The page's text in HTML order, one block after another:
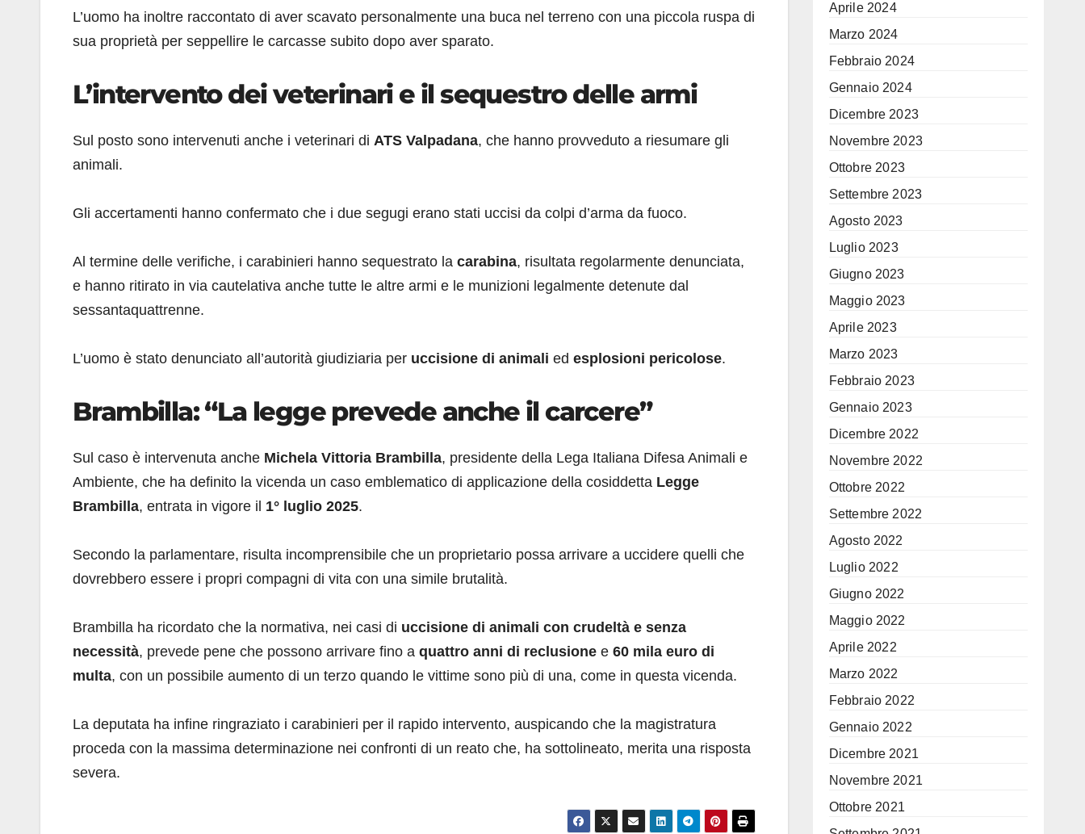
L’uomo ha inoltre raccontato di aver scavato personalmente una buca nel terreno con una piccola ruspa di
sua proprietà per seppellire le carcasse subito dopo aver sparato.
L’intervento dei veterinari e il sequestro delle armi
Sul posto sono intervenuti anche i veterinari di ATS Valpadana, che hanno provveduto a riesumare gli
animali.
Gli accertamenti hanno confermato che i due segugi erano stati uccisi da colpi d’arma da fuoco.
Al termine delle verifiche, i carabinieri hanno sequestrato la carabina, risultata regolarmente denunciata,
e hanno ritirato in via cautelativa anche tutte le altre armi e le munizioni legalmente detenute dal
sessantaquattrenne.
L’uomo è stato denunciato all’autorità giudiziaria per uccisione di animali ed esplosioni pericolose.
Brambilla: “La legge prevede anche il carcere”
Sul caso è intervenuta anche Michela Vittoria Brambilla, presidente della Lega Italiana Difesa Animali e
Ambiente, che ha definito la vicenda un caso emblematico di applicazione della cosiddetta Legge
Brambilla, entrata in vigore il 1° luglio 2025.
Secondo la parlamentare, risulta incomprensibile che un proprietario possa arrivare a uccidere quelli che
dovrebbero essere i propri compagni di vita con una simile brutalità.
Brambilla ha ricordato che la normativa, nei casi di uccisione di animali con crudeltà e senza
necessità, prevede pene che possono arrivare fino a quattro anni di reclusione e 60 mila euro di
multa, con un possibile aumento di un terzo quando le vittime sono più di una, come in questa vicenda.
La deputata ha infine ringraziato i carabinieri per il rapido intervento, auspicando che la magistratura
proceda con la massima determinazione nei confronti di un reato che, ha sottolineato, merita una risposta
severa.
Aprile 2024
Marzo 2024
Febbraio 2024
Gennaio 2024
Dicembre 2023
Novembre 2023
Ottobre 2023
Settembre 2023
Agosto 2023
Luglio 2023
Giugno 2023
Maggio 2023
Aprile 2023
Marzo 2023
Febbraio 2023
Gennaio 2023
Dicembre 2022
Novembre 2022
Ottobre 2022
Settembre 2022
Agosto 2022
Luglio 2022
Giugno 2022
Maggio 2022
Aprile 2022
Marzo 2022
Febbraio 2022
Gennaio 2022
Dicembre 2021
Novembre 2021
Ottobre 2021